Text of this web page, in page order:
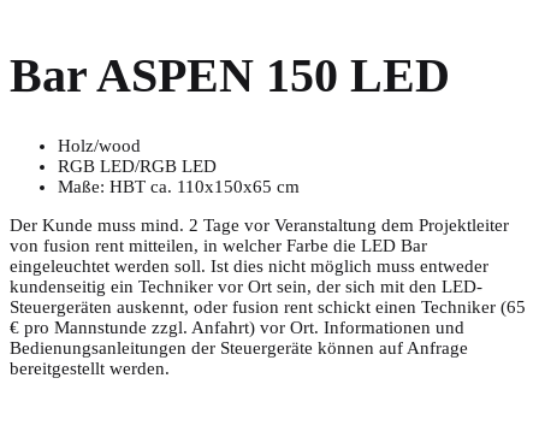
Bar ASPEN 150 LED
Holz/wood
RGB LED/RGB LED
Maße: HBT ca. 110x150x65 cm
Der Kunde muss mind. 2 Tage vor Veranstaltung dem Projektleiter
von fusion rent mitteilen, in welcher Farbe die LED Bar
eingeleuchtet werden soll. Ist dies nicht möglich muss entweder
kundenseitig ein Techniker vor Ort sein, der sich mit den LED-
Steuergeräten auskennt, oder fusion rent schickt einen Techniker (65
€ pro Mannstunde zzgl. Anfahrt) vor Ort. Informationen und
Bedienungsanleitungen der Steuergeräte können auf Anfrage
bereitgestellt werden.